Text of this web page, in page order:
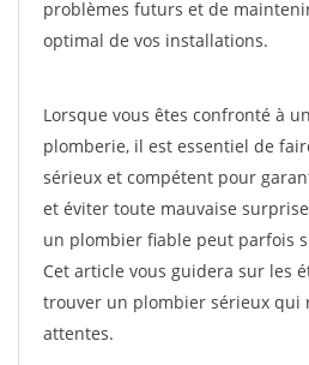
problèmes futurs et de
optimal de vos installations.
Lorsque vous êtes confronté à
plomberie, il est essentiel de
sérieux et compétent pour
et éviter toute mauvaise
un plombier fiable peut parfois
Cet article vous guidera sur les
trouver un plombier sérieux qui
attentes.